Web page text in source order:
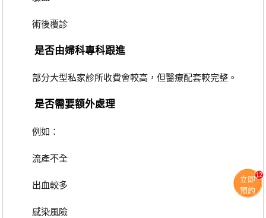
術後覆診
是否由婦科專科跟進
部分大型私家診所收費會較高，但醫療配套較完整。
是否需要額外處理
例如：
流產不全
出血較多
感染風險
立即
預約
12